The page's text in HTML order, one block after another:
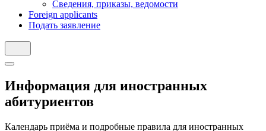
Сведения, приказы, ведомости
Foreign applicants
Подать заявление
Информация для иностранных
абитуриентов
Календарь приёма и подробные правила для иностранных